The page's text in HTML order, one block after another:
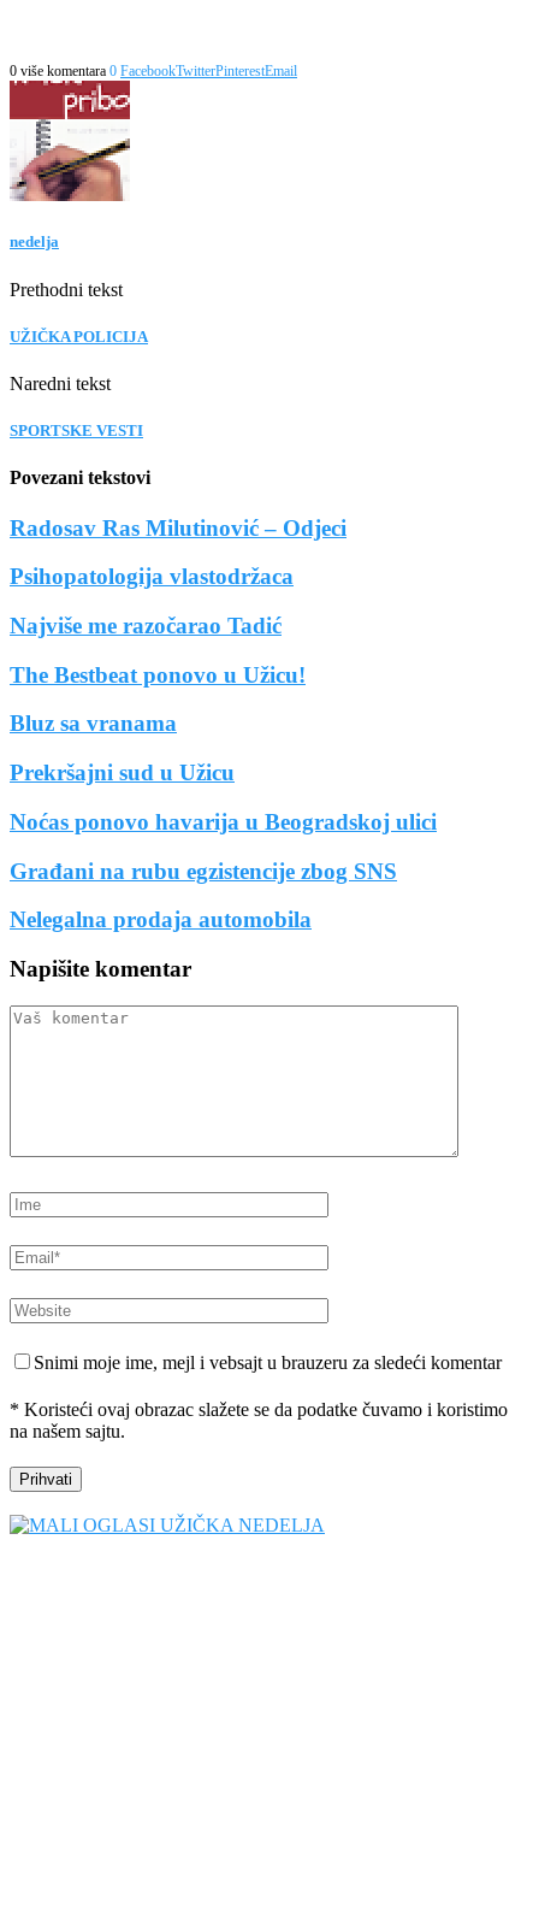
0 više komentara 0 FacebookTwitterPinterestEmail
nedelja
Prethodni tekst
UŽIČKA POLICIJA
Naredni tekst
SPORTSKE VESTI
Povezani tekstovi
Radosav Ras Milutinović – Odjeci
Psihopatologija vlastodržaca
Najviše me razočarao Tadić
The Bestbeat ponovo u Užicu!
Bluz sa vranama
Prekršajni sud u Užicu
Noćas ponovo havarija u Beogradskoj ulici
Građani na rubu egzistencije zbog SNS
Nelegalna prodaja automobila
Napišite komentar
Snimi moje ime, mejl i vebsajt u brauzeru za sledeći komentar
* Koristeći ovaj obrazac slažete se da podatke čuvamo i koristimo
na našem sajtu.